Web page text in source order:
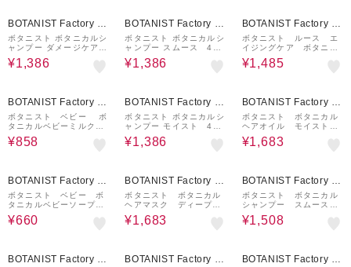
BOTANIST Factory / a
nd Habit
ボタニスト ボタニカルシ
ャンプー ダメージケア
460mL
¥1,386
BOTANIST Factory / a
nd Habit
ボタニスト ボタニカルシ
ャンプー スムース 460
mL
¥1,386
BOTANIST Factory / a
nd Habit
ボタニスト ルース エ
イジングケア ボタニカ
ルトリートメント スト
レート 460g
¥1,485
BOTANIST Factory / a
nd Habit
ボタニスト ベビー ボ
タニカルベビーミルクロ
ーション 300mL
¥858
BOTANIST Factory / a
nd Habit
ボタニスト ボタニカルシ
ャンプー モイスト 460
mL
¥1,386
BOTANIST Factory / a
nd Habit
ボタニスト ボタニカル
ヘアオイル モイスト
80mL
¥1,683
BOTANIST Factory / a
nd Habit
ボタニスト ベビー ボ
タニカルベビーソープフ
ォーム 詰替 350mL
¥660
BOTANIST Factory / a
nd Habit
ボタニスト ボタニカル
ヘアマスク ディープダ
メージリペアバーム 1
80g
¥1,683
BOTANIST Factory / a
nd Habit
ボタニスト ボタニカル
シャンプー スムース
詰替（1.8倍増量） 72
0mL
¥1,508
BOTANIST Factory / a
BOTANIST Factory / a
BOTANIST Factory / a